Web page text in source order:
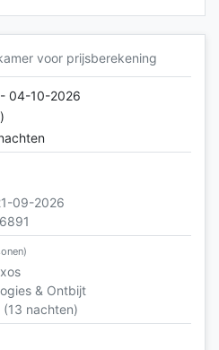
voor prijsberekening
04-10-2026
09-2026
& Ontbijt
nachten)